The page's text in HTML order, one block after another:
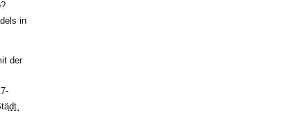
in
der
dt.